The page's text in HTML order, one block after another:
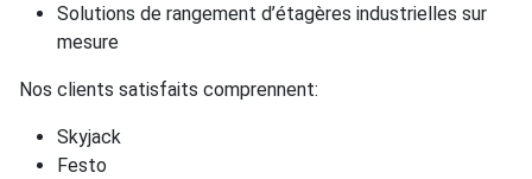
Solutions de rangement d’étagères industrielles sur
mesure
Nos clients satisfaits comprennent:
Skyjack
Festo